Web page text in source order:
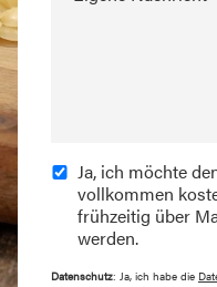
Ja, ich möchte
vollkommen
frühzeitig über
werden.
Datenschutz: Ja, ich habe die